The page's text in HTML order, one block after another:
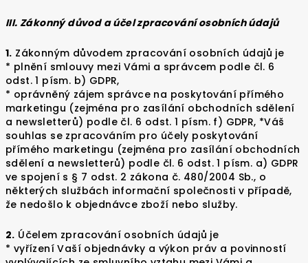
III. Zákonný důvod a účel zpracování osobních údajů
1. Zákonným důvodem zpracování osobních údajů je
* plnění smlouvy mezi Vámi a správcem podle čl. 6
odst. 1 písm. b) GDPR,
* oprávněný zájem správce na poskytování přímého
marketingu (zejména pro zasílání obchodních sdělení
a newsletterů) podle čl. 6 odst. 1 písm. f) GDPR, *Váš
souhlas se zpracováním pro účely poskytování
přímého marketingu (zejména pro zasílání obchodních
sdělení a newsletterů) podle čl. 6 odst. 1 písm. a) GDPR
ve spojení s § 7 odst. 2 zákona č. 480/2004 Sb., o
některých službách informační společnosti v případě,
že nedošlo k objednávce zboží nebo služby.
2. Účelem zpracování osobních údajů je
* vyřízení Vaší objednávky a výkon práv a povinností